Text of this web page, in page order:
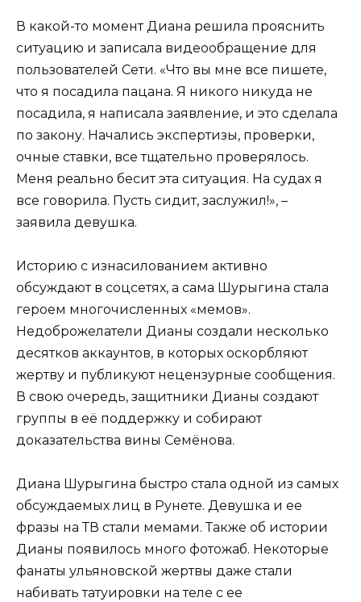
В какой-то момент Диана решила прояснить
ситуацию и записала видеообращение для
пользователей Сети. «Что вы мне все пишете,
что я посадила пацана. Я никого никуда не
посадила, я написала заявление, и это сделала
по закону. Начались экспертизы, проверки,
очные ставки, все тщательно проверялось.
Меня реально бесит эта ситуация. На судах я
все говорила. Пусть сидит, заслужил!», –
заявила девушка.
Историю с изнасилованием активно
обсуждают в соцсетях, а сама Шурыгина стала
героем многочисленных «мемов».
Недоброжелатели Дианы создали несколько
десятков аккаунтов, в которых оскорбляют
жертву и публикуют нецензурные сообщения.
В свою очередь, защитники Дианы создают
группы в её поддержку и собирают
доказательства вины Семёнова.
Диана Шурыгина быстро стала одной из самых
обсуждаемых лиц в Рунете. Девушка и ее
фразы на ТВ стали мемами. Также об истории
Дианы появилось много фотожаб. Некоторые
фанаты ульяновской жертвы даже стали
набивать татуировки на теле с ее